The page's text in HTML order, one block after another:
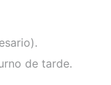
de tarde.